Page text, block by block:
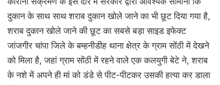
दुकान के साथ साथ शराब दुकान खोले जाने का भी छूट दिया गया है,
शराब दुकान खोले जाने की छूट का सबसे बड़ा साइड इफेक्ट
जांजगीर चांपा जिले के बम्हनीडीह थाना क्षेत्र के ग्राम सोंठी में देखने
को मिला है, जहां ग्राम सोंठी में रहने वाले एक कलयुगी बेटे ने, शराब
के नशे में अपने ही मां को डंडे से पीट-पीटकर उसकी हत्या कर डाला